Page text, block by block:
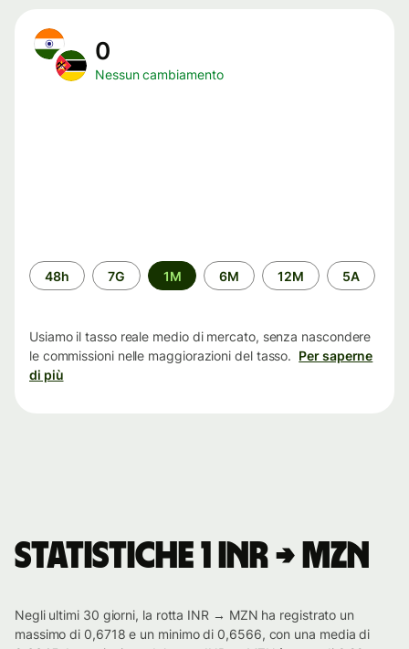
0
Nessun cambiamento
Periodo
di
48h 7G 1M 6M 12M 5A
Usiamo il tasso reale medio di mercato, senza nascondere
le commissioni nelle maggiorazioni del tasso. Per saperne
di più
Statistiche 1 INR → MZN
Negli ultimi 30 giorni, la rotta INR → MZN ha registrato un
massimo di 0,6718 e un minimo di 0,6566, con una media di